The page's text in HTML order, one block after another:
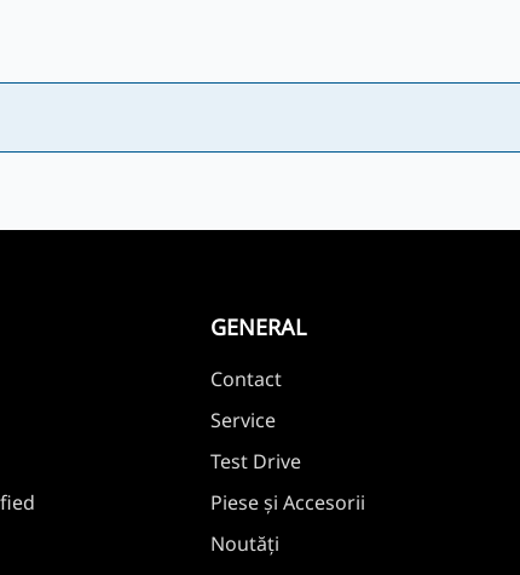
GENERAL
Contact
Service
Test Drive
Piese și Accesorii
Noutăți